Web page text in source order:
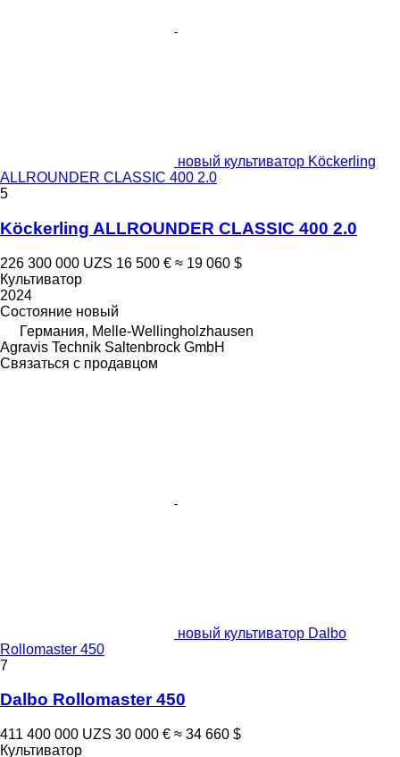
новый культиватор Köckerling
ALLROUNDER CLASSIC 400 2.0
5
Köckerling ALLROUNDER CLASSIC 400 2.0
226 300 000 UZS 16 500 € ≈ 19 060 $
Культиватор
2024
Состояние новый
Германия, Melle-Wellingholzhausen
Agravis Technik Saltenbrock GmbH
Связаться с продавцом
новый культиватор Dalbo
Rollomaster 450
7
Dalbo Rollomaster 450
411 400 000 UZS 30 000 € ≈ 34 660 $
Культиватор